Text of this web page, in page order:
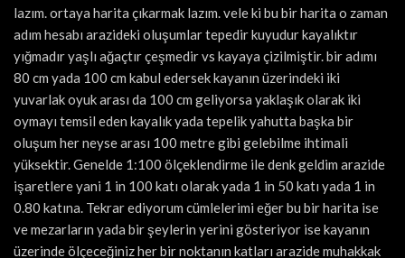
lazım. ortaya harita çıkarmak lazım. vele ki bu bir harita o zaman
adım hesabı arazideki oluşumlar tepedir kuyudur kayalıktır
yığmadır yaşlı ağaçtır çeşmedir vs kayaya çizilmiştir. bir adımı
80 cm yada 100 cm kabul edersek kayanın üzerindeki iki
yuvarlak oyuk arası da 100 cm geliyorsa yaklaşık olarak iki
oymayı temsil eden kayalık yada tepelik yahutta başka bir
oluşum her neyse arası 100 metre gibi gelebilme ihtimali
yüksektir. Genelde 1:100 ölçeklendirme ile denk geldim arazide
işaretlere yani 1 in 100 katı olarak yada 1 in 50 katı yada 1 in
0.80 katına. Tekrar ediyorum cümlelerimi eğer bu bir harita ise
ve mezarların yada bir şeylerin yerini gösteriyor ise kayanın
üzerinde ölçeceğiniz her bir noktanın katları arazide muhakkak